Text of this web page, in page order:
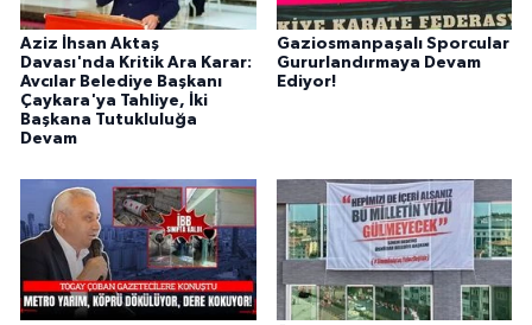
Aziz İhsan Aktaş
Davası'nda Kritik Ara Karar:
Avcılar Belediye Başkanı
Çaykara'ya Tahliye, İki
Başkana Tutukluluğa
Devam
Gaziosmanpaşalı Sporcular
Gururlandırmaya Devam
Ediyor!